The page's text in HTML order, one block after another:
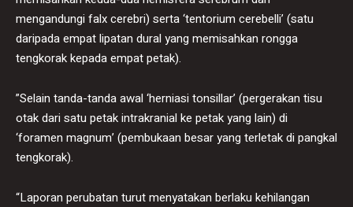
mengandungi falx cerebri) serta ‘tentorium cerebelli’ (satu
daripada empat lipatan dural yang memisahkan rongga
tengkorak kepada empat petak).
”Selain tanda-tanda awal ‘herniasi tonsillar’ (pergerakan tisu
otak dari satu petak intrakranial ke petak yang lain) di
‘foramen magnum’ (pembukaan besar yang terletak di pangkal
tengkorak).
“Laporan perubatan turut menyatakan berlaku kehilangan